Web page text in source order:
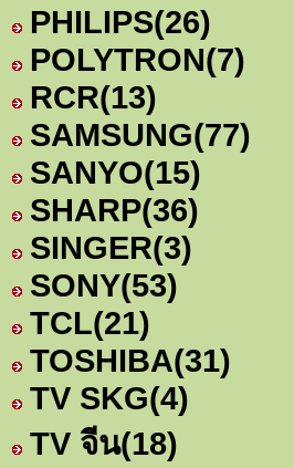
PHILIPS(26)
POLYTRON(7)
RCR(13)
SAMSUNG(77)
SANYO(15)
SHARP(36)
SINGER(3)
SONY(53)
TCL(21)
TOSHIBA(31)
TV SKG(4)
TV จีน(18)